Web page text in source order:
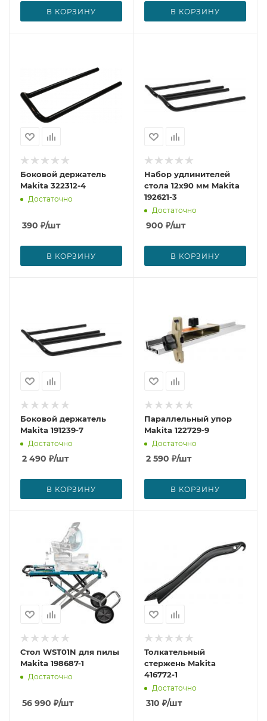
В КОРЗИНУ В КОРЗИНУ
Боковой держатель
Makita 322312-4
Достаточно
390 ₽/шт
В КОРЗИНУ
Набор удлинителей
стола 12х90 мм Makita
192621-3
Достаточно
900 ₽/шт
В КОРЗИНУ
Боковой держатель
Makita 191239-7
Достаточно
2 490 ₽/шт
В КОРЗИНУ
Параллельный упор
Makita 122729-9
Достаточно
2 590 ₽/шт
В КОРЗИНУ
Стол WST01N для пилы
Makita 198687-1
Достаточно
56 990 ₽/шт
Толкательный
стержень Makita
416772-1
Достаточно
310 ₽/шт